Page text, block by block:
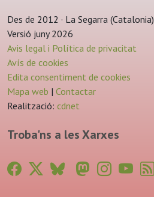
Des de 2012 · La Segarra (Catalonia)
Versió juny 2026
Avis legal i Política de privacitat
Avís de cookies
Edita consentiment de cookies
Mapa web | Contactar
Realització: cdnet
Troba'ns a les Xarxes